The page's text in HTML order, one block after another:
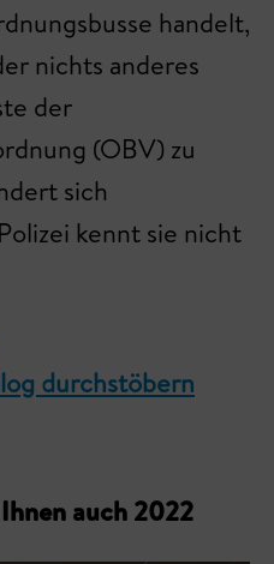
handelt,
nichts anderes
der
(OBV) zu
sich
kennt sie nicht
durchstöbern
auch 2022